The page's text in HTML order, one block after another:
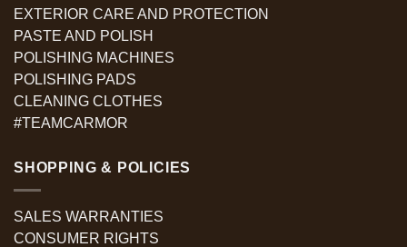
EXTERIOR CARE AND PROTECTION
PASTE AND POLISH
POLISHING MACHINES
POLISHING PADS
CLEANING CLOTHES
#TEAMCARMOR
SHOPPING & POLICIES
SALES WARRANTIES
CONSUMER RIGHTS